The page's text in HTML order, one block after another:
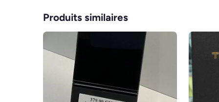
Produits similaires